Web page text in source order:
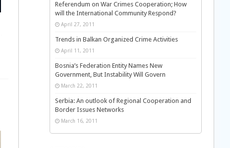
Referendum on War Crimes Cooperation; How
will the International Community Respond?
April 27, 2011
Trends in Balkan Organized Crime Activities
April 11, 2011
Bosnia’s Federation Entity Names New
Government, But Instability Will Govern
March 22, 2011
Serbia: An outlook of Regional Cooperation and
Border Issues Networks
March 16, 2011